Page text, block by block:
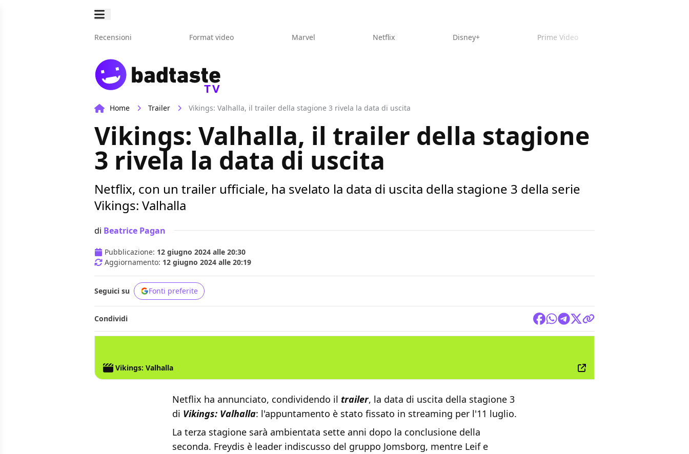
Recensioni Format video Marvel Netflix Disney+ Prime Video
TV
Home Trailer Vikings: Valhalla, il trailer della stagione 3 rivela la data di uscita
Vikings: Valhalla, il trailer della stagione
3 rivela la data di uscita
Netflix, con un trailer ufficiale, ha svelato la data di uscita della stagione 3 della serie
Vikings: Valhalla
di Beatrice Pagan
Pubblicazione: 12 giugno 2024 alle 20:30
Aggiornamento: 12 giugno 2024 alle 20:19
Seguici su Fonti preferite
Condividi
Vikings: Valhalla
Netflix ha annunciato, condividendo il trailer, la data di uscita della stagione 3
di Vikings: Valhalla: l'appuntamento è stato fissato in streaming per l'11 luglio.
La terza stagione sarà ambientata sette anni dopo la conclusione della
seconda. Freydis è leader indiscusso del gruppo Jomsborg, mentre Leif e